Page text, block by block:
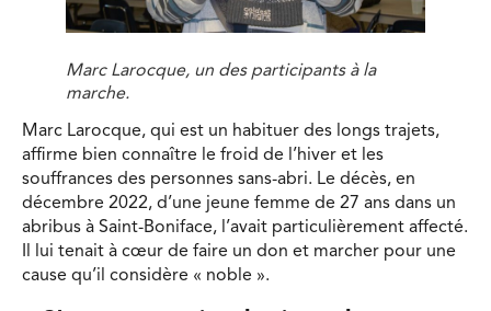
Marc Larocque, un des participants à la
marche.
Marc Larocque, qui est un habituer des longs trajets,
affirme bien connaître le froid de l’hiver et les
souffrances des personnes sans-abri. Le décès, en
décembre 2022, d’une jeune femme de 27 ans dans un
abribus à Saint-Boniface, l’avait particulièrement affecté.
Il lui tenait à cœur de faire un don et marcher pour une
cause qu’il considère « noble ».